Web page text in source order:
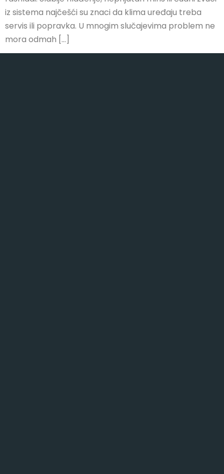
iz sistema najčešći su znaci da klima uređaju treba
servis ili popravka. U mnogim slučajevima problem ne
mora odmah […]